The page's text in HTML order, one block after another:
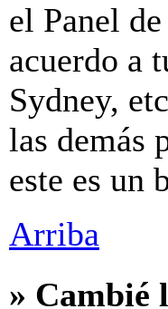
el Panel
acuerdo a
Sydney,
las demás
este es un
Arriba
» Cambié